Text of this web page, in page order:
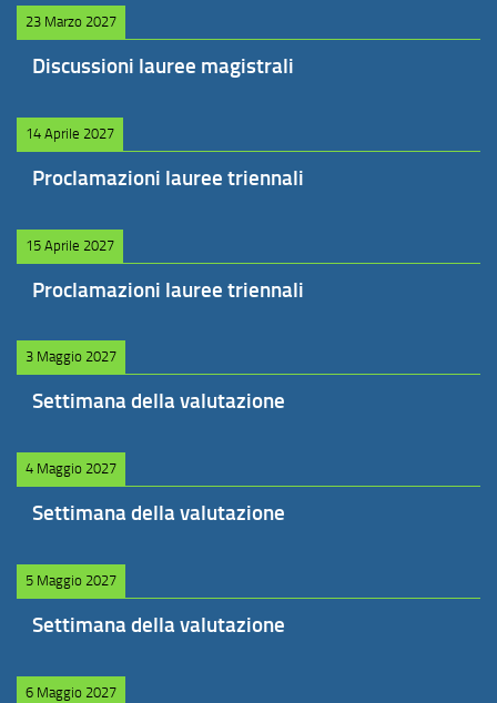
23 Marzo 2027
Discussioni lauree magistrali
14 Aprile 2027
Proclamazioni lauree triennali
15 Aprile 2027
Proclamazioni lauree triennali
3 Maggio 2027
Settimana della valutazione
4 Maggio 2027
Settimana della valutazione
5 Maggio 2027
Settimana della valutazione
6 Maggio 2027